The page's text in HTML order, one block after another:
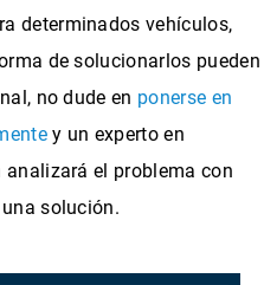
determinados vehículos,
de solucionarlos pueden
no dude en ponerse en
y un experto en
el problema con
solución.